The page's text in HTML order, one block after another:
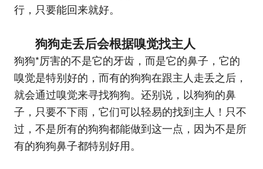
行，只要能回来就好。
狗狗走丢后会根据嗅觉找主人
狗狗*厉害的不是它的牙齿，而是它的鼻子，它的
嗅觉是特别好的，而有的狗狗在跟主人走丢之后，
就会通过嗅觉来寻找狗狗。还别说，以狗狗的鼻
子，只要不下雨，它们可以轻易的找到主人！只不
过，不是所有的狗狗都能做到这一点，因为不是所
有的狗狗鼻子都特别好用。